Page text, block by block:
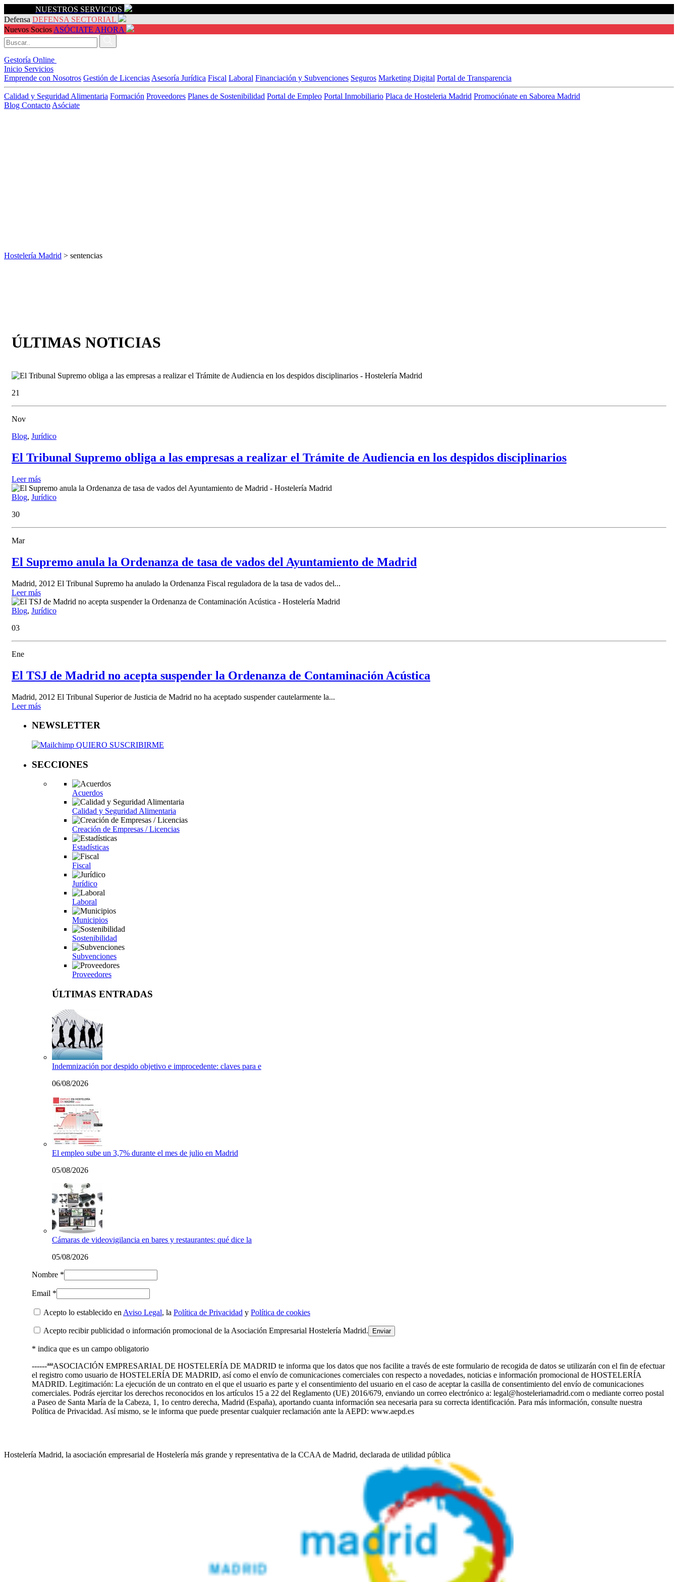
NUESTROS SERVICIOS
Defensa DEFENSA SECTORIAL
Nuevos Socios ASÓCIATE AHORA
Gestoría Online
Inicio Servicios
Emprende con Nosotros Gestión de Licencias Asesoría Jurídica Fiscal Laboral Financiación y Subvenciones Seguros Marketing Digital Portal de Transparencia
Calidad y Seguridad Alimentaria Formación Proveedores Planes de Sostenibilidad Portal de Empleo Portal Inmobiliario Placa de Hosteleria Madrid Promociónate en Saborea Madrid
Blog Contacto Asóciate
Hostelería Madrid > sentencias
ÚLTIMAS NOTICIAS
21
Nov
Blog, Jurídico
El Tribunal Supremo obliga a las empresas a realizar el Trámite de Audiencia en los despidos disciplinarios
Leer más
Blog, Jurídico
30
Mar
El Supremo anula la Ordenanza de tasa de vados del Ayuntamiento de Madrid
Madrid, 2012 El Tribunal Supremo ha anulado la Ordenanza Fiscal reguladora de la tasa de vados del...
Leer más
Blog, Jurídico
03
Ene
El TSJ de Madrid no acepta suspender la Ordenanza de Contaminación Acústica
Madrid, 2012 El Tribunal Superior de Justicia de Madrid no ha aceptado suspender cautelarmente la...
Leer más
NEWSLETTER
QUIERO SUSCRIBIRME
SECCIONES
Acuerdos
Calidad y Seguridad Alimentaria
Creación de Empresas / Licencias
Estadísticas
Fiscal
Jurídico
Laboral
Municipios
Sostenibilidad
Subvenciones
Proveedores
ÚLTIMAS ENTRADAS
Indemnización por despido objetivo e improcedente: claves para e
06/08/2026
El empleo sube un 3,7% durante el mes de julio en Madrid
05/08/2026
Cámaras de videovigilancia en bares y restaurantes: qué dice la
05/08/2026
Nombre *
Email *
Acepto lo establecido en Aviso Legal, la Política de Privacidad y Política de cookies
Acepto recibir publicidad o información promocional de la Asociación Empresarial Hostelería Madrid.
* indica que es un campo obligatorio
------ªªªASOCIACIÓN EMPRESARIAL DE HOSTELERÍA DE MADRID te informa que los datos que nos facilite a través de este formulario de recogida de datos se utilizarán con el fin de efectuar
el registro como usuario de HOSTELERÍA DE MADRID, así como el envío de comunicaciones comerciales con respecto a novedades, noticias e información promocional de HOSTELERÍA
MADRID. Legitimación: La ejecución de un contrato en el que el usuario es parte y el consentimiento del usuario en el caso de aceptar la casilla de consentimiento del envío de comunicaciones
comerciales. Podrás ejercitar los derechos reconocidos en los artículos 15 a 22 del Reglamento (UE) 2016/679, enviando un correo electrónico a: legal@hosteleriamadrid.com o mediante correo postal
a Paseo de Santa María de la Cabeza, 1, 1o centro derecha, Madrid (España), aportando cuanta información sea necesaria para su correcta identificación. Para más información, consulte nuestra
Política de Privacidad. Así mismo, se le informa que puede presentar cualquier reclamación ante la AEPD: www.aepd.es
Hostelería Madrid, la asociación empresarial de Hostelería más grande y representativa de la CCAA de Madrid, declarada de utilidad pública